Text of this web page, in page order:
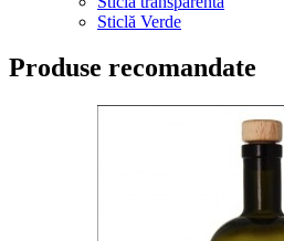
Sticlă Verde
Produse recomandate